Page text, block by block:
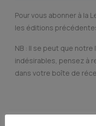
Pour vous abonner à la
les éditions
NB : Il se peut que
indésirables, pensez à
dans votre boîte de